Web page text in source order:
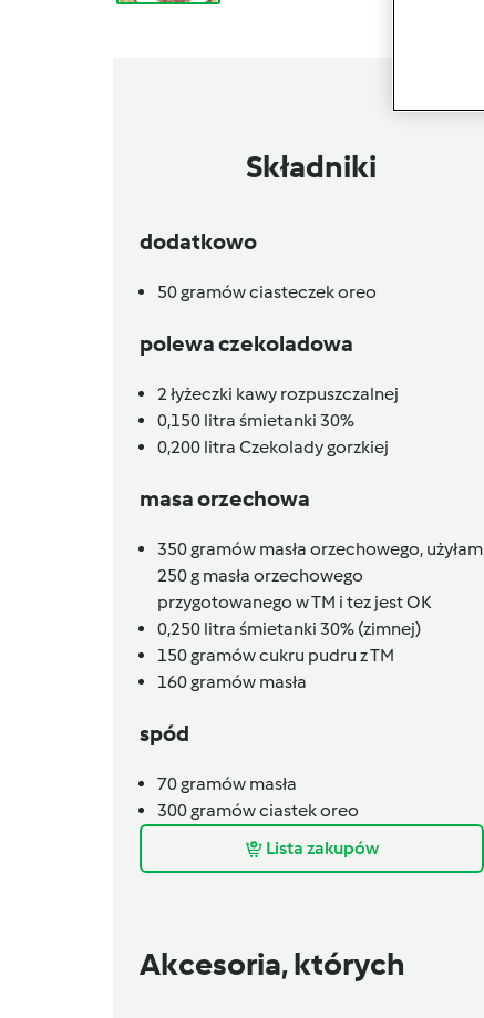
Składniki
dodatkowo
50gramówciasteczek oreo
polewa czekoladowa
2łyżeczki kawy rozpuszczalnej
0,150 litra śmietanki 30%
0,200 litra Czekolady gorzkiej
masa orzechowa
350gramów masła orzechowego, użyłam
250 g masła orzechowego
przygotowanego w TM i tez jest OK
0,250 litra śmietanki 30% (zimnej)
150gramówcukru pudru z TM
160gramów masła
spód
70gramów masła
300gramówciastek oreo
Lista zakupów
Akcesoria, których